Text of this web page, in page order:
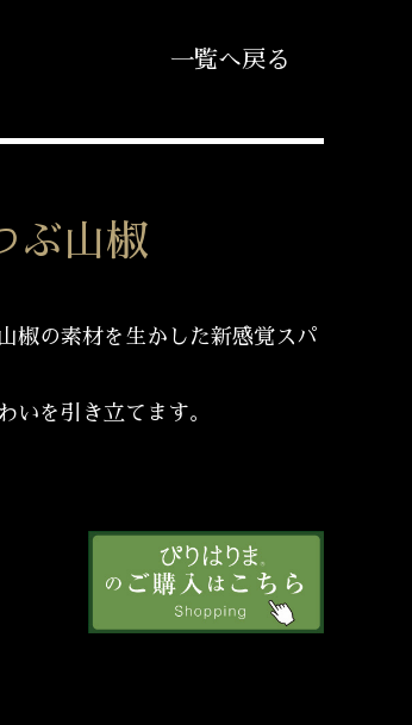
一覧へ戻る
ぶ山椒
椒の素材を生かした新感覚スパ
いを引き立てます。